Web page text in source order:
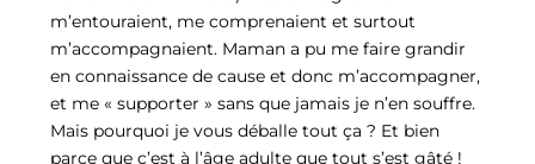
m’entouraient, me comprenaient et surtout
m’accompagnaient. Maman a pu me faire grandir
en connaissance de cause et donc m’accompagner,
et me « supporter » sans que jamais je n’en souffre.
Mais pourquoi je vous déballe tout ça ? Et bien
parce que c’est à l’âge adulte que tout s’est gâté !